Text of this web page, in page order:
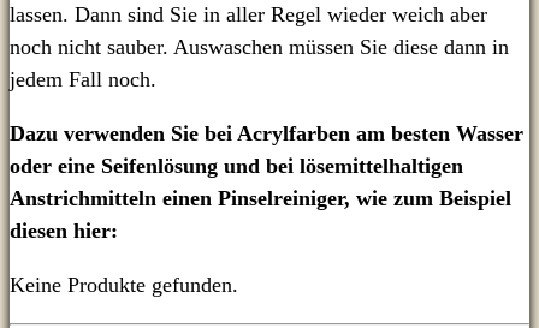
lassen. Dann sind Sie in aller Regel wieder weich aber
noch nicht sauber. Auswaschen müssen Sie diese dann in
jedem Fall noch.
Dazu verwenden Sie bei Acrylfarben am besten Wasser
oder eine Seifenlösung und bei lösemittelhaltigen
Anstrichmitteln einen Pinselreiniger, wie zum Beispiel
diesen hier:
Keine Produkte gefunden.